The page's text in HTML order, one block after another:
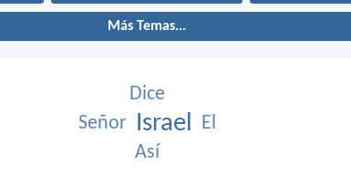
Más Temas...
Dice
Señor
Israel
El
Así